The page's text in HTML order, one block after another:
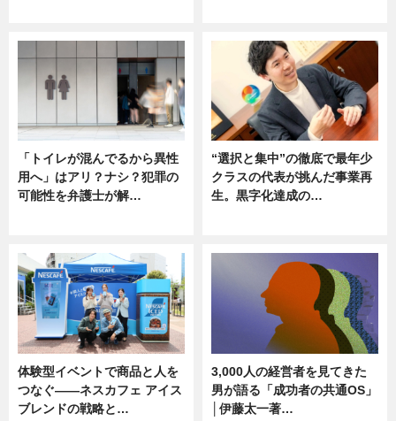
「トイレが混んでるから異性
用へ」はアリ？ナシ？犯罪の
可能性を弁護士が解…
“選択と集中”の徹底で最年少
クラスの代表が挑んだ事業再
生。黒字化達成の…
体験型イベントで商品と人を
つなぐ――ネスカフェ アイス
ブレンドの戦略と…
3,000人の経営者を見てきた
男が語る「成功者の共通OS」
│伊藤太一著…